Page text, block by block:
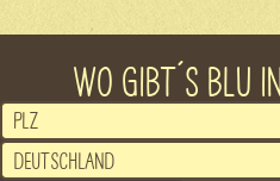
WO GIBT´S BLU